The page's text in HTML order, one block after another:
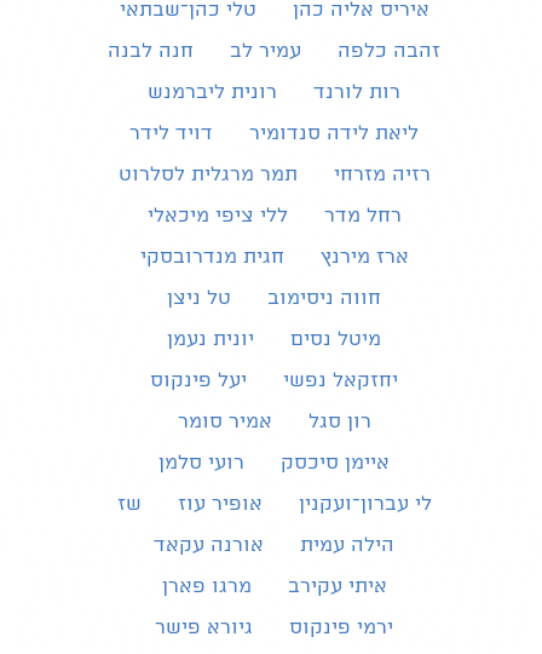
איריס אליה כהן
טלי כהן־שבתאי
זהבה כלפה
עמיר לב
חנה לבנה
רות לורנד
רונית ליברמנש
ליאת לידה סנדומיר
דויד לידר
רזיה מזרחי
תמר מרגלית לסלרוט
רחל מדר
ללי ציפי מיכאלי
ארז מירנץ
חגית מנדרובסקי
חווה ניסימוב
טל ניצן
מיטל נסים
יונית נעמן
יחזקאל נפשי
יעל פינקוס
רון סגל
אמיר סומר
איימן סיכסק
רועי סלמן
לי עברון־ועקנין
אופיר עוז
שז
הילה עמית
אורנה עקאד
איתי עקירב
מרגו פארן
ירמי פינקוס
גיורא פישר